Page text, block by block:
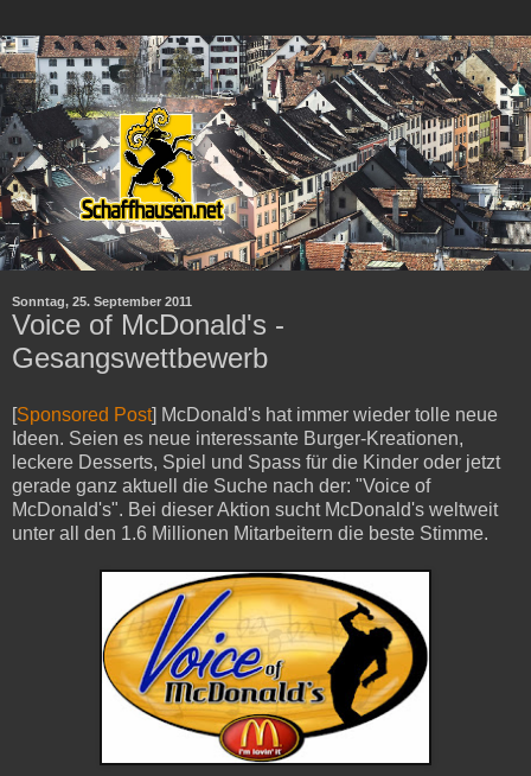
Sonntag, 25. September 2011
Voice of McDonald's -
Gesangswettbewerb
[Sponsored Post] McDonald's hat immer wieder tolle neue
Ideen. Seien es neue interessante Burger-Kreationen,
leckere Desserts, Spiel und Spass für die Kinder oder jetzt
gerade ganz aktuell die Suche nach der: "Voice of
McDonald's". Bei dieser Aktion sucht McDonald's weltweit
unter all den 1.6 Millionen Mitarbeitern die beste Stimme.